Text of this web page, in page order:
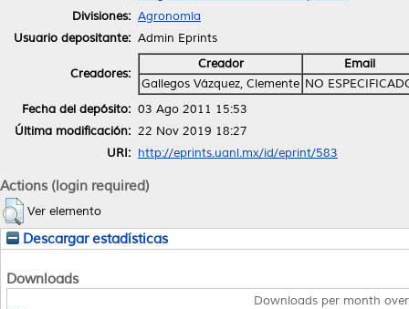
Divisiones: Agronomía
Usuario depositante: Admin Eprints
Creadores:
Creador
Email
Gallegos Vázquez, Clemente NO
Fecha del depósito: 03 Ago 2011 15:53
Última modificación: 22 Nov 2019 18:27
URI: http://eprints.uanl.mx/id/eprint/583
Actions (login required)
Ver elemento
Descargar estadísticas
Downloads
Downloads per month